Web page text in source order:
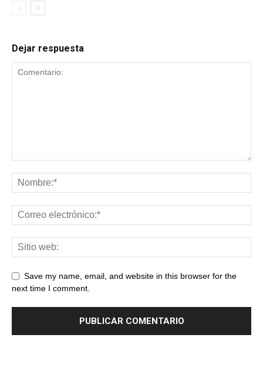
Dejar respuesta
Save my name, email, and website in this browser for the
next time I comment.